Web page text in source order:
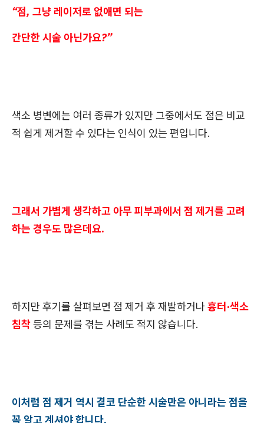
“점, 그냥 레이저로 없애면 되는
간단한 시술 아닌가요?”
색소 병변에는 여러 종류가 있지만 그중에서도 점은 비교
적 쉽게 제거할 수 있다는 인식이 있는 편입니다.
그래서 가볍게 생각하고 아무 피부과에서 점 제거를 고려
하는 경우도 많은데요.
하지만 후기를 살펴보면 점 제거 후 재발하거나흉터·색소
침착등의 문제를 겪는 사례도 적지 않습니다.
이처럼 점 제거 역시 결코 단순한 시술만은 아니라는 점을
꼭 알고 계셔야 합니다.